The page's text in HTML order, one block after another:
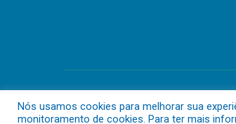
Nós usamos cookies para melhorar sua
monitoramento de cookies. Para ter mais